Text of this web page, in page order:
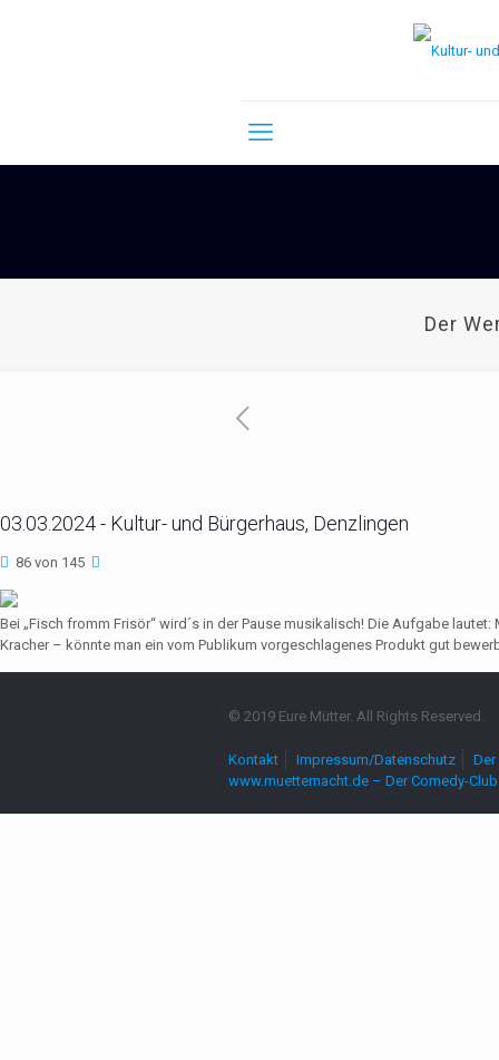
Der
03.03.2024 - Kultur- und Bürgerhaus, Denzlingen
86 von 145
Bei „Fisch fromm Frisör“ wird´s in der Pause musikalisch! Die Aufgabe
Kracher – könnte man ein vom Publikum vorgeschlagenes Produkt gut
© 2019 Eure Mütter. All Rights Reserved.
Kontakt Impressum/Datenschutz
www.muetternacht.de – Der Comedy-Club